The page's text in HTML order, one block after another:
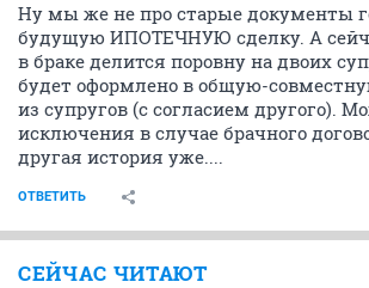
Ну мы же не про старые документы
будущую ИПОТЕЧНУЮ сделку. А
в браке делится поровну на двоих
будет оформлено в общую-
из супругов (с согласием другого).
исключения в случае брачного
другая история уже....
ОТВЕТИТЬ
СЕЙЧАС ЧИТАЮТ